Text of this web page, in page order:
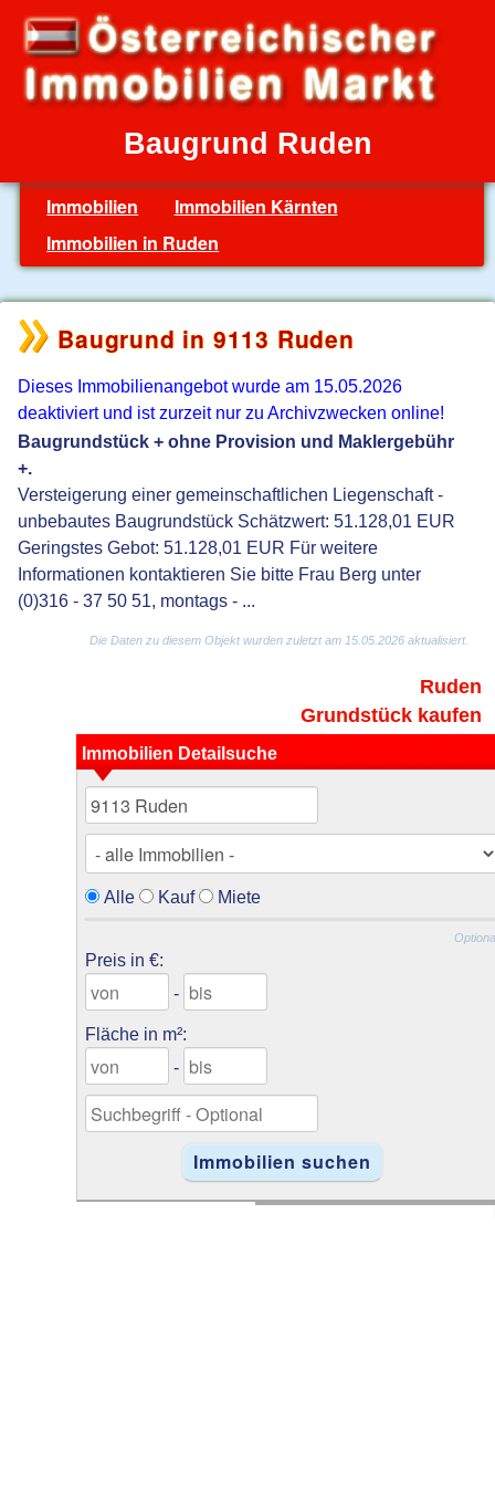
Baugrund Ruden
Immobilien
Immobilien Kärnten
Immobilien in Ruden
Baugrund in 9113 Ruden
Dieses Immobilienangebot wurde am 15.05.2026
deaktiviert und ist zurzeit nur zu Archivzwecken online!
Baugrundstück + ohne Provision und Maklergebühr
+.
Versteigerung einer gemeinschaftlichen Liegenschaft -
unbebautes Baugrundstück Schätzwert: 51.128,01 EUR
Geringstes Gebot: 51.128,01 EUR Für weitere
Informationen kontaktieren Sie bitte Frau Berg unter
(0)316 - 37 50 51, montags - ...
Die Daten zu diesem Objekt wurden zuletzt am 15.05.2026 aktualisiert.
Ruden
Grundstück kaufen
Immobilien Detailsuche
Alle Kauf Miete
Preis in €:
-
Fläche in m²:
-